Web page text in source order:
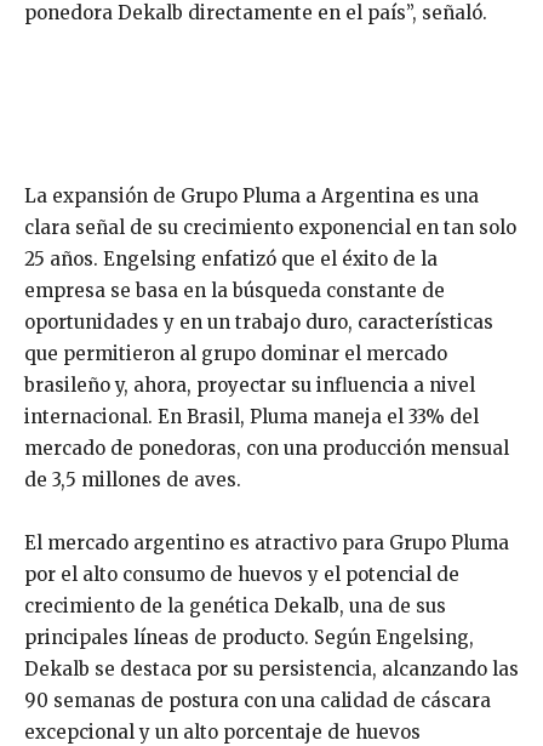
ponedora Dekalb directamente en el país”, señaló.
La expansión de Grupo Pluma a Argentina es una
clara señal de su crecimiento exponencial en tan solo
25 años. Engelsing enfatizó que el éxito de la
empresa se basa en la búsqueda constante de
oportunidades y en un trabajo duro, características
que permitieron al grupo dominar el mercado
brasileño y, ahora, proyectar su influencia a nivel
internacional. En Brasil, Pluma maneja el 33% del
mercado de ponedoras, con una producción mensual
de 3,5 millones de aves.
El mercado argentino es atractivo para Grupo Pluma
por el alto consumo de huevos y el potencial de
crecimiento de la genética Dekalb, una de sus
principales líneas de producto. Según Engelsing,
Dekalb se destaca por su persistencia, alcanzando las
90 semanas de postura con una calidad de cáscara
excepcional y un alto porcentaje de huevos